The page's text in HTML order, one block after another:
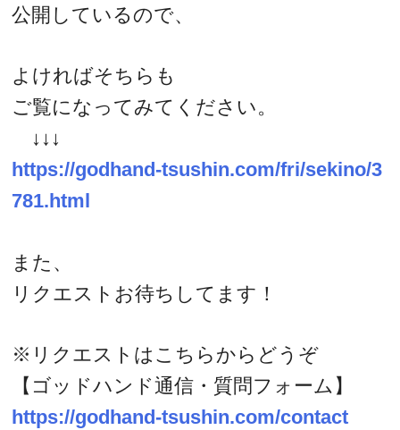
公開しているので、
よければそちらも
ご覧になってみてください。
↓↓↓
https://godhand-tsushin.com/fri/sekino/3
781.html
また、
リクエストお待ちしてます！
※リクエストはこちらからどうぞ
【ゴッドハンド通信・質問フォーム】
https://godhand-tsushin.com/contact